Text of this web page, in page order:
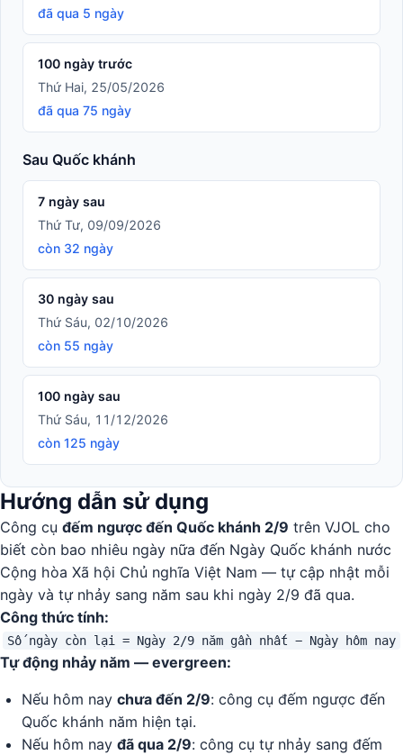
đã qua 5 ngày
100 ngày trước
Thứ Hai, 25/05/2026
đã qua 75 ngày
Sau Quốc khánh
7 ngày sau
Thứ Tư, 09/09/2026
còn 32 ngày
30 ngày sau
Thứ Sáu, 02/10/2026
còn 55 ngày
100 ngày sau
Thứ Sáu, 11/12/2026
còn 125 ngày
Hướng dẫn sử dụng
Công cụ đếm ngược đến Quốc khánh 2/9 trên VJOL cho
biết còn bao nhiêu ngày nữa đến Ngày Quốc khánh nước
Cộng hòa Xã hội Chủ nghĩa Việt Nam — tự cập nhật mỗi
ngày và tự nhảy sang năm sau khi ngày 2/9 đã qua.
Công thức tính:
Số ngày còn lại = Ngày 2/9 năm gần nhất − Ngày hôm nay
Tự động nhảy năm — evergreen:
Nếu hôm nay chưa đến 2/9: công cụ đếm ngược đến
Quốc khánh năm hiện tại.
Nếu hôm nay đã qua 2/9: công cụ tự nhảy sang đếm